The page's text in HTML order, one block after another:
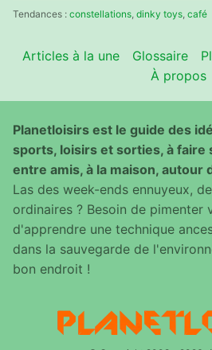
:Tendances : constellations dinky toys café
Articles à la une Glossaire
À propos
Planetloisirs est le guide des
sports, loisirs et sorties, à faire
entre amis, à la maison, autour
Las des week-ends ennuyeux,
ordinaires ? Besoin de pimenter
d'apprendre une technique
dans la sauvegarde de
bon endroit !